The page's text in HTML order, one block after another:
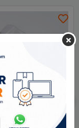
Taraflı Bant
Mt